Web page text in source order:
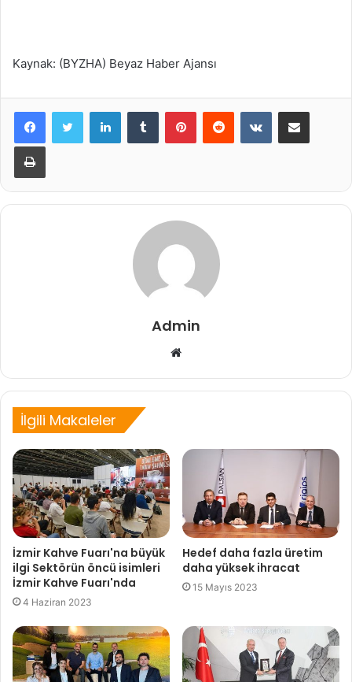
Kaynak: (BYZHA) Beyaz Haber Ajansı
LinkedInTumblr PinterestReddit VKontakteE-Posta ile paylaş
Yazdır
Admin
Web
İlgili Makaleler
İzmir Kahve Fuarı'na büyük
ilgi Sektörün öncü isimleri
İzmir Kahve Fuarı'nda
4 Haziran 2023
Hedef daha fazla üretim
daha yüksek ihracat
15 Mayıs 2023